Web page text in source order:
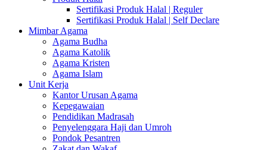
Sertifikasi Produk Halal | Reguler
Sertifikasi Produk Halal | Self Declare
Mimbar Agama
Agama Budha
Agama Katolik
Agama Kristen
Agama Islam
Unit Kerja
Kantor Urusan Agama
Kepegawaian
Pendidikan Madrasah
Penyelenggara Haji dan Umroh
Pondok Pesantren